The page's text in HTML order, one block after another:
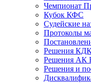
Чемпионат
Кубок КФС
Судейские
Протоколы
Решения
Решения АК
Решения и